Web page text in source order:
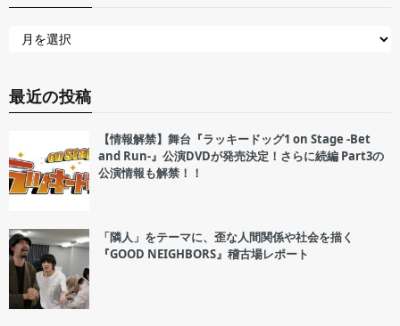
最近の投稿
【情報解禁】舞台『ラッキードッグ1 on Stage -Bet
and Run-』公演DVDが発売決定！さらに続編 Part3の
公演情報も解禁！！
「隣人」をテーマに、歪な人間関係や社会を描く
『GOOD NEIGHBORS』稽古場レポート